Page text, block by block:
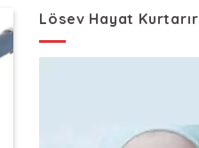
Lösev Hayat Kurtarır